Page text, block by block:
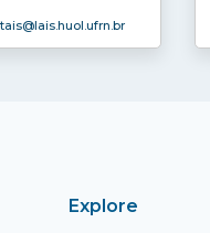
@lais.huol.ufrn.br
Explore